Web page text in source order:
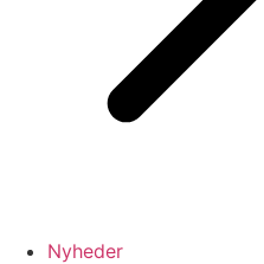
Nyheder